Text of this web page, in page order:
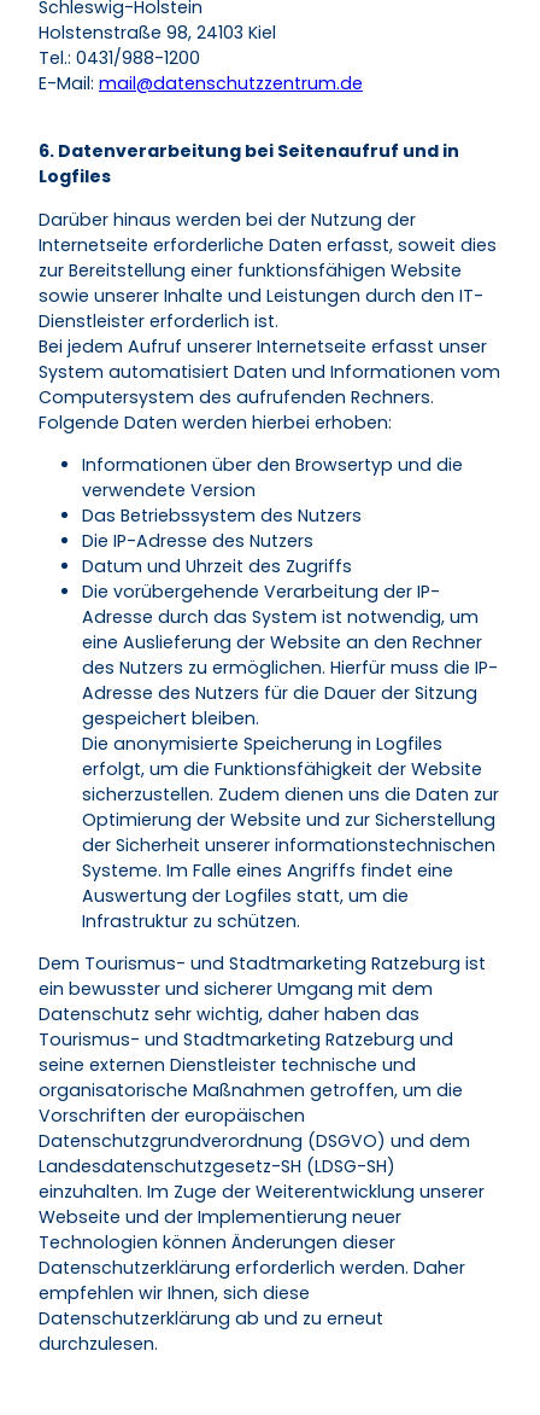
Schleswig-Holstein
Holstenstraße 98, 24103 Kiel
Tel.: 0431/988-1200
E-Mail: mail@datenschutzzentrum.de
6. Datenverarbeitung bei Seitenaufruf und in
Logfiles
Darüber hinaus werden bei der Nutzung der
Internetseite erforderliche Daten erfasst, soweit dies
zur Bereitstellung einer funktionsfähigen Website
sowie unserer Inhalte und Leistungen durch den IT-
Dienstleister erforderlich ist.
Bei jedem Aufruf unserer Internetseite erfasst unser
System automatisiert Daten und Informationen vom
Computersystem des aufrufenden Rechners.
Folgende Daten werden hierbei erhoben:
Informationen über den Browsertyp und die
verwendete Version
Das Betriebssystem des Nutzers
Die IP-Adresse des Nutzers
Datum und Uhrzeit des Zugriffs
Die vorübergehende Verarbeitung der IP-
Adresse durch das System ist notwendig, um
eine Auslieferung der Website an den Rechner
des Nutzers zu ermöglichen. Hierfür muss die IP-
Adresse des Nutzers für die Dauer der Sitzung
gespeichert bleiben.
Die anonymisierte Speicherung in Logfiles
erfolgt, um die Funktionsfähigkeit der Website
sicherzustellen. Zudem dienen uns die Daten zur
Optimierung der Website und zur Sicherstellung
der Sicherheit unserer informationstechnischen
Systeme. Im Falle eines Angriffs findet eine
Auswertung der Logfiles statt, um die
Infrastruktur zu schützen.
Dem Tourismus- und Stadtmarketing Ratzeburg ist
ein bewusster und sicherer Umgang mit dem
Datenschutz sehr wichtig, daher haben das
Tourismus- und Stadtmarketing Ratzeburg und
seine externen Dienstleister technische und
organisatorische Maßnahmen getroffen, um die
Vorschriften der europäischen
Datenschutzgrundverordnung (DSGVO) und dem
Landesdatenschutzgesetz-SH (LDSG-SH)
einzuhalten. Im Zuge der Weiterentwicklung unserer
Webseite und der Implementierung neuer
Technologien können Änderungen dieser
Datenschutzerklärung erforderlich werden. Daher
empfehlen wir Ihnen, sich diese
Datenschutzerklärung ab und zu erneut
durchzulesen.